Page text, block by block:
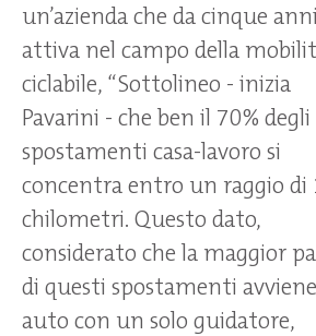
un’azienda che da cinque
attiva nel campo della
ciclabile, “Sottolineo - inizia
Pavarini - che ben il 70% degli
spostamenti casa-lavoro si
concentra entro un raggio di
chilometri. Questo dato,
considerato che la maggior
di questi spostamenti
auto con un solo guidatore,